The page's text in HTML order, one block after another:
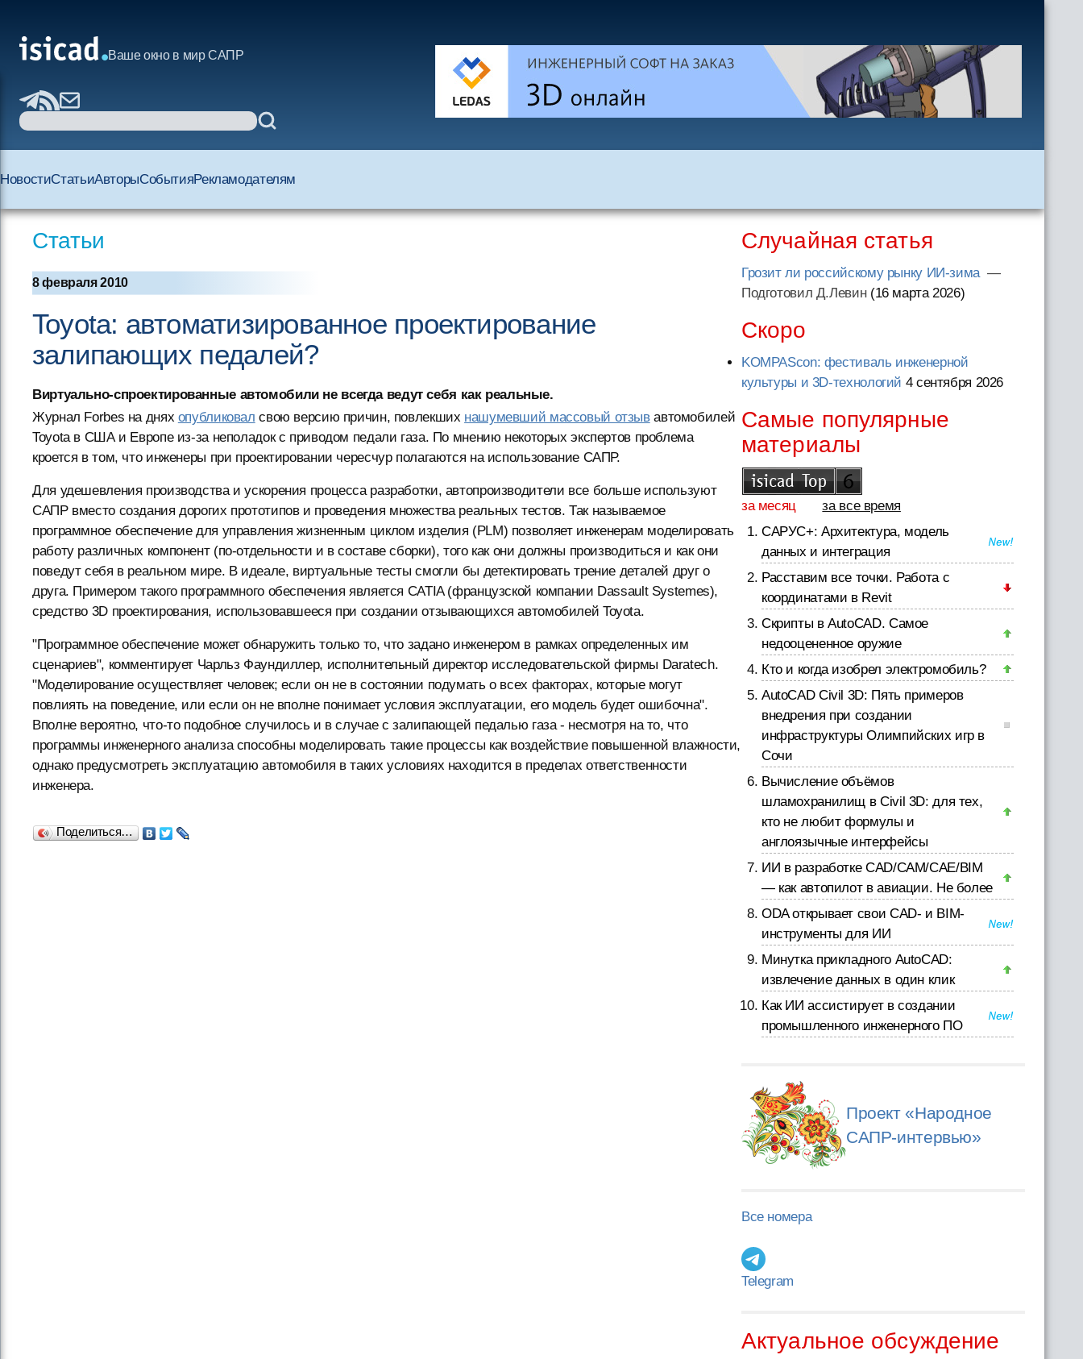
Ваше окно в мир САПР
НовостиСтатьиАвторыСобытияРекламодателям
Статьи
8 февраля 2010
Toyota: автоматизированное проектирование
залипающих педалей?
Виртуально-спроектированные автомобили не всегда ведут себя как реальные.
Журнал Forbes на днях опубликовал свою версию причин, повлекших нашумевший массовый отзывавтомобилей
Toyota в США и Европе из-за неполадок с приводом педали газа. По мнению некоторых экспертов проблема
кроется в том, что инженеры при проектировании чересчур полагаются на использование САПР.
Для удешевления производства и ускорения процесса разработки, автопроизводители все больше используют
САПР вместо создания дорогих прототипов и проведения множества реальных тестов. Так называемое
программное обеспечение для управления жизненным циклом изделия (PLM) позволяет инженерам моделировать
работу различных компонент (по-отдельности и в составе сборки), того как они должны производиться и как они
поведут себя в реальном мире. В идеале, виртуальные тесты смогли бы детектировать трение деталей друг о
друга. Примером такого программного обеспечения является CATIA (французской компании Dassault Systemes),
средство 3D проектирования, использовавшееся при создании отзывающихся автомобилей Toyota.
"Программное обеспечение может обнаружить только то, что задано инженером в рамках определенных им
сценариев", комментирует Чарльз Фаундиллер, исполнительный директор исследовательской фирмы Daratech.
"Моделирование осуществляет человек; если он не в состоянии подумать о всех факторах, которые могут
повлиять на поведение, или если он не вполне понимает условия эксплуатации, его модель будет ошибочна".
Вполне вероятно, что-то подобное случилось и в случае с залипающей педалью газа - несмотря на то, что
программы инженерного анализа способны моделировать такие процессы как воздействие повышенной влажности,
однако предусмотреть эксплуатацию автомобиля в таких условиях находится в пределах ответственности
инженера.
Поделиться…
Случайная статья
Грозит ли российскому рынку ИИ-зима —
Подготовил Д.Левин (16 марта 2026)
Скоро
KOMPAScon: фестиваль инженерной
культуры и 3D-технологий 4 сентября 2026
Самые популярные
материалы
за месяц
за все время
САРУС+: Архитектура, модель
данных и интеграция
Расставим все точки. Работа с
координатами в Revit
Скрипты в AutoCAD. Самое
недооцененное оружие
Кто и когда изобрел электромобиль?
AutoCAD Civil 3D: Пять примеров
внедрения при создании
инфраструктуры Олимпийских игр в
Сочи
Вычисление объёмов
шламохранилищ в Civil 3D: для тех,
кто не любит формулы и
англоязычные интерфейсы
ИИ в разработке CAD/CAM/CAE/BIM
— как автопилот в авиации. Не более
ODA открывает свои CAD- и BIM-
инструменты для ИИ
Минутка прикладного AutoCAD:
извлечение данных в один клик
Как ИИ ассистирует в создании
промышленного инженерного ПО
Проект «Народное
САПР-интервью»
Все номера
Telegram
Актуальное обсуждение